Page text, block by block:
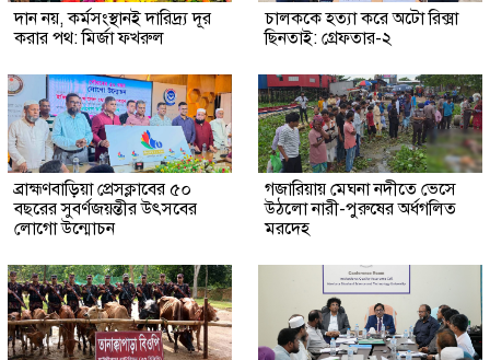
দান নয়, কর্মসংস্থানই দারিদ্র্য দূর
করার পথ: মির্জা ফখরুল
চালককে হত্যা করে অটো রিক্সা
ছিনতাই: গ্রেফতার-২
ব্রাহ্মণবাড়িয়া প্রেসক্লাবের ৫০
বছরের সুবর্ণজয়ন্তীর উৎসবের
লোগো উন্মোচন
গজারিয়ায় মেঘনা নদীতে ভেসে
উঠলো নারী-পুরুষের অর্ধগলিত
মরদেহ